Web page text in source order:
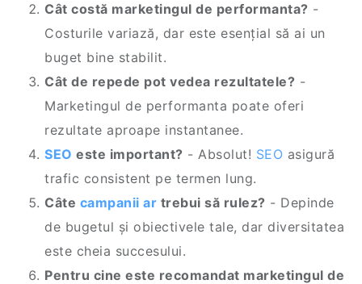
Cât costă marketingul de performanta? -
Costurile variază, dar este esențial să ai un
buget bine stabilit.
Cât de repede pot vedea rezultatele? -
Marketingul de performanta poate oferi
rezultate aproape instantanee.
SEO este important? - Absolut! SEO asigură
trafic consistent pe termen lung.
Câte campanii ar trebui să rulez? - Depinde
de bugetul și obiectivele tale, dar diversitatea
este cheia succesului.
Pentru cine este recomandat marketingul de